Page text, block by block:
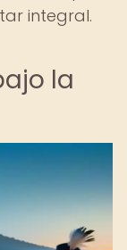
integral.
la